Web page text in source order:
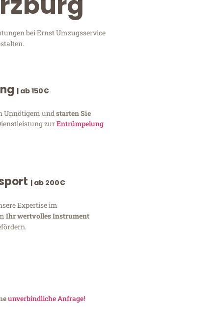
bei Ernst Umzugsservice
| ab 150€
Unnötigem und starten Sie
zurEntrümpelung
| ab 200€
Expertise im
Ihr wertvolles Instrument
unverbindliche Anfrage!